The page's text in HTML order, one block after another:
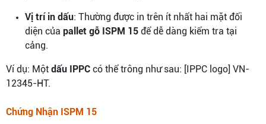
Vị trí in dấu: Thường được in trên ít nhất hai mặt đối
diện của pallet gỗ ISPM 15 để dễ dàng kiểm tra tại
cảng.
Ví dụ: Một dấu IPPC có thể trông như sau: [IPPC logo] VN-
12345-HT.
Chứng Nhận ISPM 15